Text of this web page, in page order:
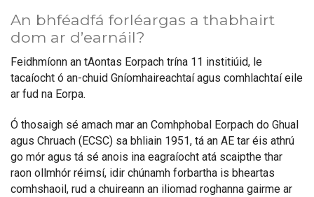
An bhféadfá forléargas a thabhairt
dom ar d’earnáil?
Feidhmíonn an tAontas Eorpach trína 11 institiúid, le
tacaíocht ó an-chuid Gníomhaireachtaí agus comhlachtaí eile
ar fud na Eorpa.
Ó thosaigh sé amach mar an Comhphobal Eorpach do Ghual
agus Chruach (ECSC) sa bhliain 1951, tá an AE tar éis athrú
go mór agus tá sé anois ina eagraíocht atá scaipthe thar
raon ollmhór réimsí, idir chúnamh forbartha is bheartas
comhshaoil, rud a chuireann an iliomad roghanna gairme ar